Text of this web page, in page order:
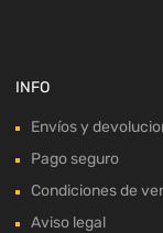
INFO
Envíos y
Pago seguro
Condiciones de
Aviso legal